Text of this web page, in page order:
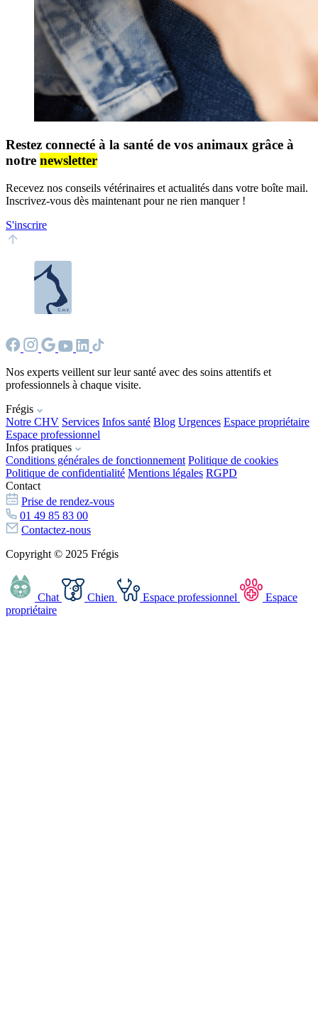
Restez connecté à la santé de vos animaux grâce à
notre newsletter
Recevez nos conseils vétérinaires et actualités dans votre boîte mail.
Inscrivez-vous dès maintenant pour ne rien manquer !
S'inscrire
Nos experts veillent sur leur santé avec des soins attentifs et
professionnels à chaque visite.
Frégis
Notre CHV Services Infos santé Blog Urgences Espace propriétaire
Espace professionnel
Infos pratiques
Conditions générales de fonctionnement Politique de cookies
Politique de confidentialité Mentions légales RGPD
Contact
Prise de rendez-vous
01 49 85 83 00
Contactez-nous
Copyright © 2025 Frégis
Chat Chien Espace professionnel
Espace
propriétaire